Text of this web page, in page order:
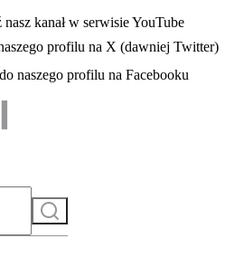
się w nowej karcie
kanał w serwisie YouTube
karcie profilu na X (dawniej Twitter)
się w nowej karcie
naszego profilu na Facebooku
Szukaj
do serwisu